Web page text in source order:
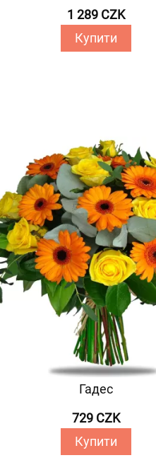
1 289 CZK
Купити
Гадес
729 CZK
Купити